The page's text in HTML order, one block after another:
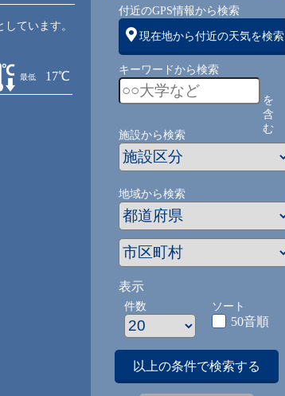
ています。
最低 17℃
付近のGPS情報から検索
現在地から付近の天気を検索
キーワードから検索
を
含
む
施設から検索
地域から検索
表示
件数 ソート
50音順
以上の条件で検索する